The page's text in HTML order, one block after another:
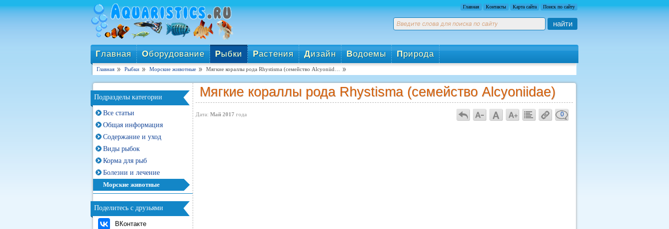
Главная Контакты Карта сайта Поиск по сайту
найти
Главная Оборудование Рыбки Растения Дизайн Водоемы Природа
Главная Рыбки Морские животные Мягкие кораллы рода Rhystisma (семейство Alcyoniid…
Подразделы категории
Все статьи
Общая информация
Содержание и уход
Виды рыбок
Корма для рыб
Болезни и лечение
Морские животные
Поделитесь с друзьями
ВКонтакте
Мягкие кораллы рода Rhystisma (семейство Alcyoniidae)
Дата: Май 2017 года 0